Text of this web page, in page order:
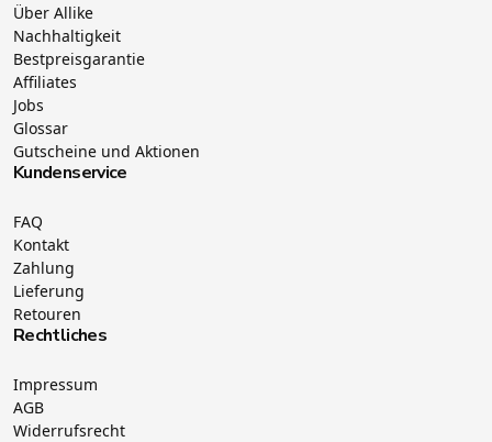
Über Allike
Nachhaltigkeit
Bestpreisgarantie
Affiliates
Jobs
Glossar
Gutscheine und Aktionen
Kundenservice
FAQ
Kontakt
Zahlung
Lieferung
Retouren
Rechtliches
Impressum
AGB
Widerrufsrecht